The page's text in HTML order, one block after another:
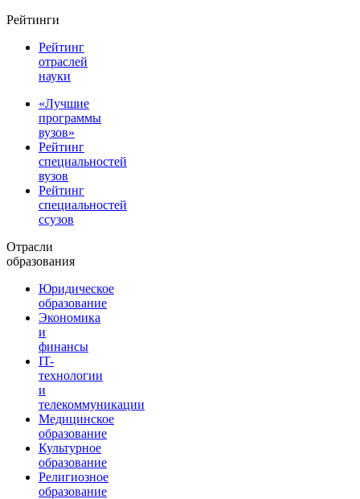
Рейтинги
Рейтинг
отраслей
науки
«Лучшие
программы
вузов»
Рейтинг
специальностей
вузов
Рейтинг
специальностей
ссузов
Отрасли
образования
Юридическое
образование
Экономика
и
финансы
IT-
технологии
и
телекоммуникации
Медицинское
образование
Культурное
образование
Религиозное
образование